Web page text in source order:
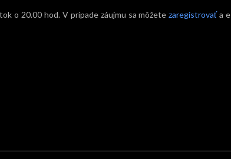
o 20.00 hod. V prípade záujmu sa môžetezaregistrovaťa